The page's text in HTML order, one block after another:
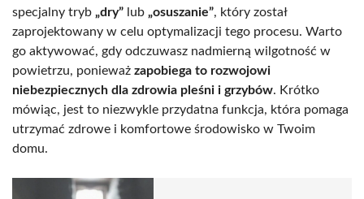
specjalny tryb „dry” lub „osuszanie”, który został
zaprojektowany w celu optymalizacji tego procesu. Warto
go aktywować, gdy odczuwasz nadmierną wilgotność w
powietrzu, ponieważ zapobiega to rozwojowi
niebezpiecznych dla zdrowia pleśni i grzybów. Krótko
mówiąc, jest to niezwykle przydatna funkcja, która pomaga
utrzymać zdrowe i komfortowe środowisko w Twoim
domu.